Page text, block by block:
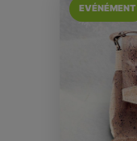
EVÉNÉMENT